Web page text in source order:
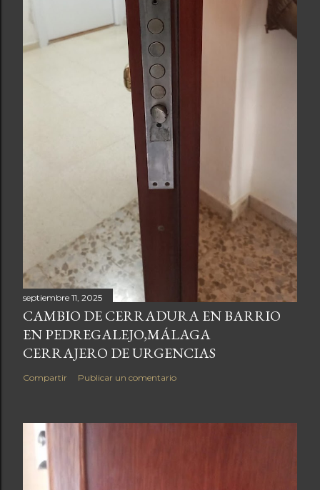
septiembre 11, 2025
CAMBIO DE CERRADURA EN BARRIO
EN PEDREGALEJO,MÁLAGA
CERRAJERO DE URGENCIAS
Compartir Publicar un comentario